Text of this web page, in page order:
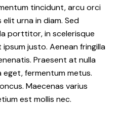
tincidunt, arcu orci
urna in diam. Sed
porttitor, in scelerisque
justo. Aenean fringilla
Praesent at nulla
eget, fermentum metus.
Maecenas varius
est mollis nec.